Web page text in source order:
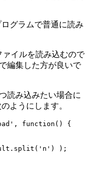
グラムで普通に読み
イルを読み込むので
編集した方が良いで
読み込みたい場合に
ようにします。
function() {
);